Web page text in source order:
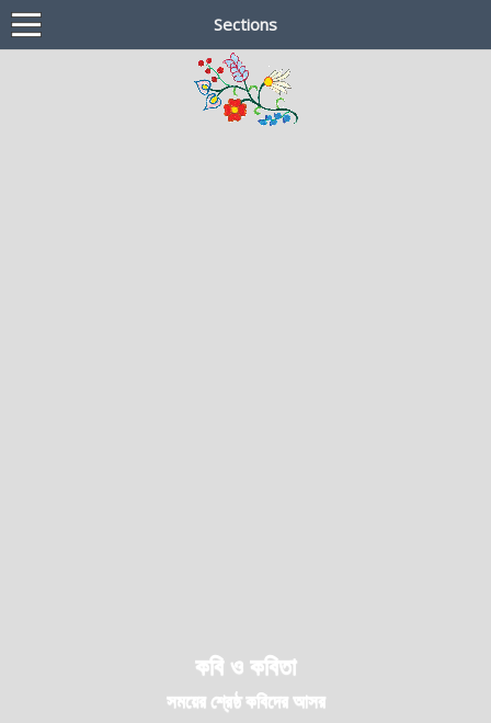
Sections
কবি ও কবিতা
সময়ের শ্রেষ্ঠ কবিদের আসর